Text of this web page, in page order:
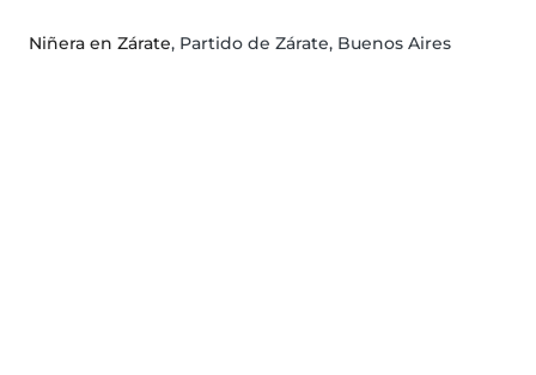
Niñera en Zárate, Partido de Zárate, Buenos Aires